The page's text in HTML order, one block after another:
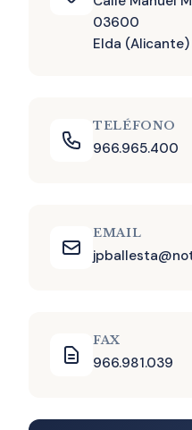
03600
Elda (Alicante)
TELÉFONO
966.965.400
EMAIL
FAX
966.981.039